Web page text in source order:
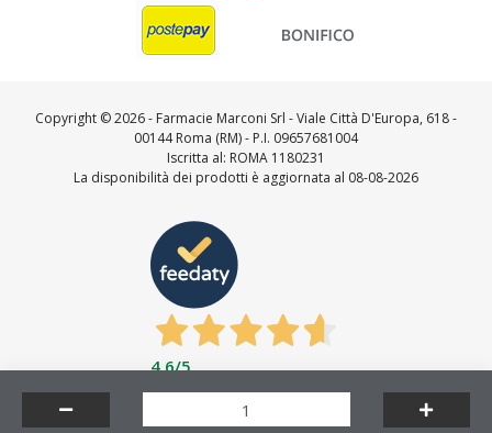
Copyright ©2026 - Farmacie Marconi Srl - Viale Città D'Europa, 618 -
00144 Roma (RM) - P.I. 09657681004
Iscritta al: ROMA 1180231
La disponibilità dei prodotti è aggiornata al 08-08-2026
4,6/5
Feedaty4.7/5-23721feedbacks